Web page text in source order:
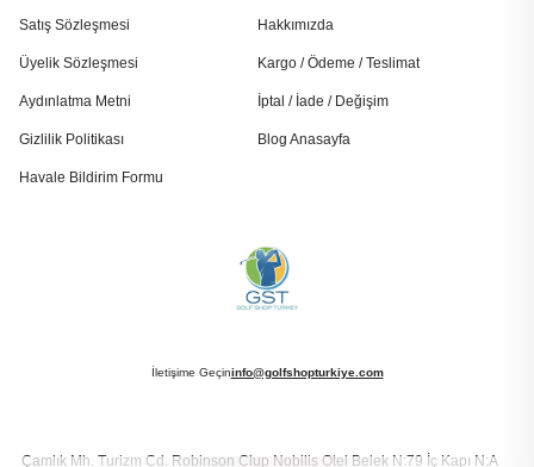
İletişime Geçininfo@golfshopturkiye.com
Satış Sözleşmesi
Üyelik Sözleşmesi
Aydınlatma Metni
Gizlilik Politikası
Havale Bildirim Formu
Hakkımızda
Kargo / Ödeme / Teslimat
İptal / İade / Değişim
Blog Anasayfa
Çamlık Mh. Turizm Cd. Robinson Clup Nobilis Otel Belek N:79 İç Kapı N:A